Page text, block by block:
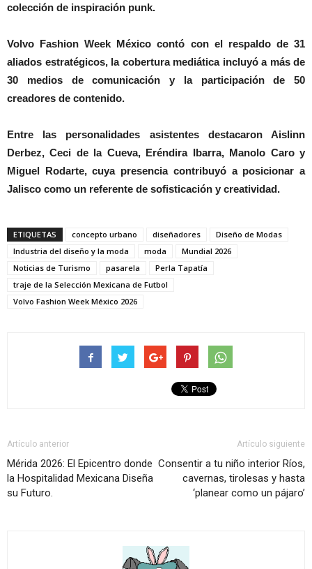
colección de inspiración punk.
Volvo Fashion Week México contó con el respaldo de 31
aliados estratégicos, la cobertura mediática incluyó a más de
30 medios de comunicación y la participación de 50
creadores de contenido.
Entre las personalidades asistentes destacaron Aislinn
Derbez, Ceci de la Cueva, Eréndira Ibarra, Manolo Caro y
Miguel Rodarte, cuya presencia contribuyó a posicionar a
Jalisco como un referente de sofisticación y creatividad.
ETIQUETAS concepto urbano diseñadores
Diseño de Modas
Industria del diseño y la moda
moda
Mundial 2026
Noticias de Turismo
pasarela
Perla Tapatía
traje de la Selección Mexicana de Futbol
Volvo Fashion Week México 2026
Artículo anterior
Mérida 2026: El Epicentro donde
la Hospitalidad Mexicana Diseña
su Futuro.
Artículo siguiente
Consentir a tu niño interior Ríos,
cavernas, tirolesas y hasta
‘planear como un pájaro’